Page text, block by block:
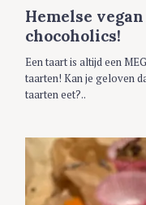
O
R
I
E
S
Hemelse
chocoholics!
Een taart is altijd een
taarten! Kan je geloven
taarten eet?..